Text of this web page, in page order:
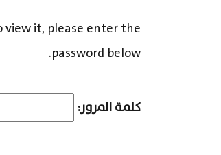
view it, please enter the
password below.
كلمة المرور: